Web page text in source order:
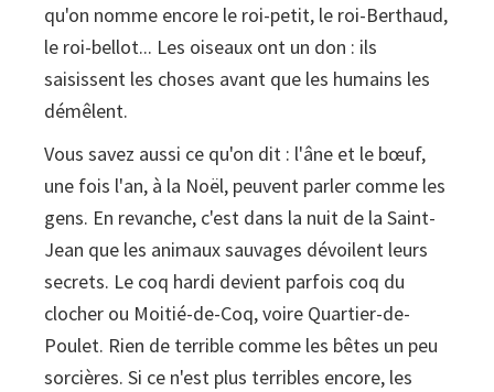
qu'on nomme encore le roi-petit, le roi-Berthaud,
le roi-bellot... Les oiseaux ont un don : ils
saisissent les choses avant que les humains les
démêlent.
Vous savez aussi ce qu'on dit : l'âne et le bœuf,
une fois l'an, à la Noël, peuvent parler comme les
gens. En revanche, c'est dans la nuit de la Saint-
Jean que les animaux sauvages dévoilent leurs
secrets. Le coq hardi devient parfois coq du
clocher ou Moitié-de-Coq, voire Quartier-de-
Poulet. Rien de terrible comme les bêtes un peu
sorcières. Si ce n'est plus terribles encore, les